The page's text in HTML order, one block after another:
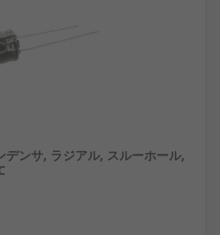
ンサ, ラジアル, スルーホール,